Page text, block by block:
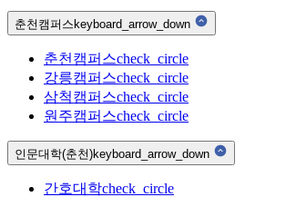
춘천캠퍼스keyboard_arrow_down
춘천캠퍼스check_circle
강릉캠퍼스check_circle
삼척캠퍼스check_circle
원주캠퍼스check_circle
인문대학(춘천)keyboard_arrow_down
간호대학check_circle